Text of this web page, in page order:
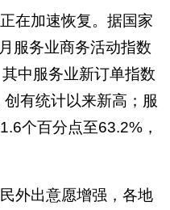
在加速恢复。据国家
服务业商务活动指数
中服务业新订单指数
有统计以来新高；服
个百分点至63.2%，
外出意愿增强，各地